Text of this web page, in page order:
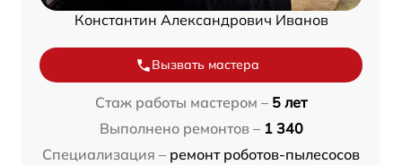
Константин Александрович Иванов
Вызвать мастера
Стаж работы мастером – 5 лет
Выполнено ремонтов – 1 340
Специализация – ремонт роботов-пылесосов